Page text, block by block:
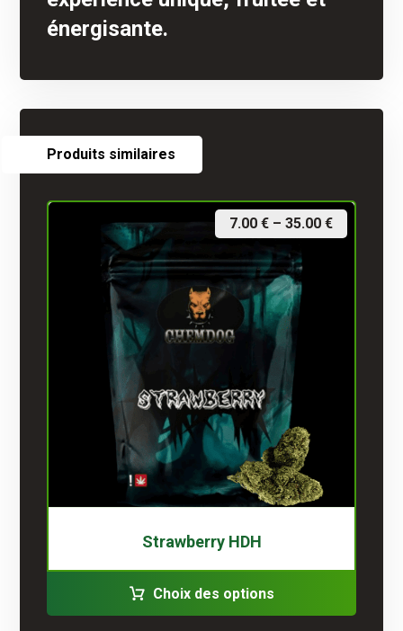
énergisante.
Produits similaires
Strawberry HDH
7.00 €– 35.00 €
Choix des options